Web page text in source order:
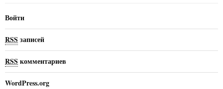
Войти
RSSзаписей
RSSкомментариев
WordPress.org